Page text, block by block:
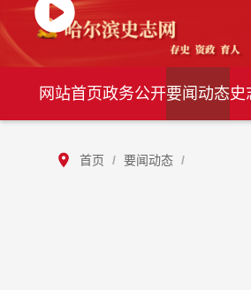
网站首页政务公开要闻动态史
首页 / 要闻动态 /